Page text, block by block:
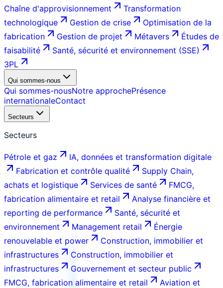
Chaîne d'approvisionnement
Transformation
technologique
Gestion de crise
Optimisation de la
fabrication
Gestion de projet Métavers
Études de
faisabilité
Santé, sécurité et environnement (SSE)
3PL
Qui sommes-nous
Qui sommes-nousNotre approchePrésence
internationaleContact
Secteurs
Secteurs
Pétrole et gaz
IA, données et transformation digitale
Fabrication et contrôle qualité
Supply Chain,
achats et logistique
Services de santé
FMCG,
fabrication alimentaire et retail
Analyse financière et
reporting de performance
Santé, sécurité et
environnement
Management retail
Énergie
renouvelable et power
Construction, immobilier et
infrastructures
Construction, immobilier et
infrastructures
Gouvernement et secteur public
FMCG, fabrication alimentaire et retail
Aviation et